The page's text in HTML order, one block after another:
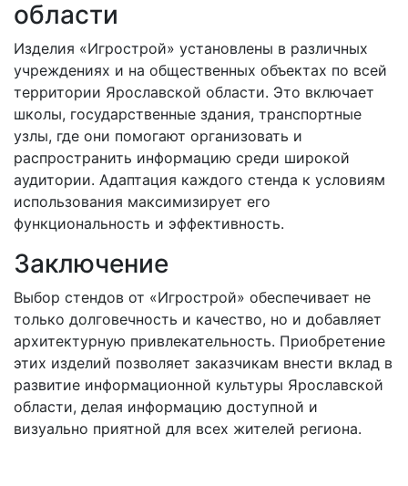
области
Изделия «Игрострой» установлены в различных
учреждениях и на общественных объектах по всей
территории Ярославской области. Это включает
школы, государственные здания, транспортные
узлы, где они помогают организовать и
распространить информацию среди широкой
аудитории. Адаптация каждого стенда к условиям
использования максимизирует его
функциональность и эффективность.
Заключение
Выбор стендов от «Игрострой» обеспечивает не
только долговечность и качество, но и добавляет
архитектурную привлекательность. Приобретение
этих изделий позволяет заказчикам внести вклад в
развитие информационной культуры Ярославской
области, делая информацию доступной и
визуально приятной для всех жителей региона.